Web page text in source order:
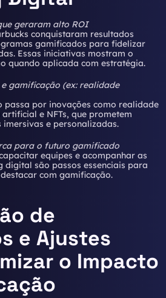
geraram alto ROI
conquistaram resultados
gamificados para fidelizar
Essas iniciativas mostram o
quando aplicada com estratégia.
gamificação (ex: realidade
por inovações como realidade
e NFTs, que prometem
e personalizadas.
para o futuro gamificado
equipes e acompanhar as
digital são passos essenciais para
com gamificação.
de
e Ajustes
o Impacto